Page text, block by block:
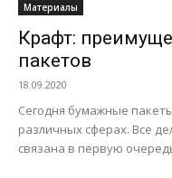
Материалы
Крафт:
пакетов
18.09.2020
Сегодня бумажные
различных сферах. Все
связана в первую